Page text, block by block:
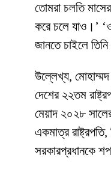
তোমরা চলতি
করে চলে যাও।’
জানতে চাইলে
উল্লেখ্য, মোহাম্মদ
দেশের ২২তম
মেয়াদ ২০২৮
একমাত্র
সরকারপ্রধানকে